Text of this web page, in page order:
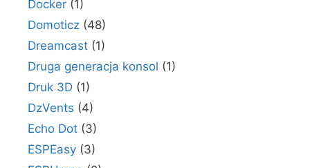
Docker (1)
Domoticz (48)
Dreamcast (1)
Druga generacja konsol (1)
Druk 3D (1)
DzVents (4)
Echo Dot (3)
ESPEasy (3)